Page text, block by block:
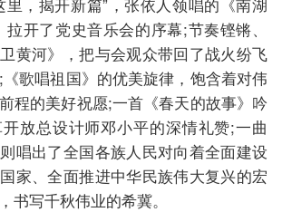
开了党史音乐会的序幕;节奏铿锵、
黄河》，把与会观众带回了战火纷飞
歌唱祖国》的优美旋律，饱含着对伟
程的美好祝愿;一首《春天的故事》吟
放总设计师邓小平的深情礼赞;一曲
唱出了全国各族人民对向着全面建设
家、全面推进中华民族伟大复兴的宏
书写千秋伟业的希冀。